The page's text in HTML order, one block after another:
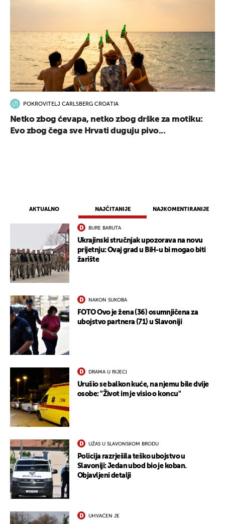
AKTUALNO NAJČITANIJE NAJKOMENTIRANIJE
BURE BARUTA
Ukrajinski stručnjak upozorava na novu
prijetnju: Ovaj grad u BiH-u bi mogao biti
žarište
NAKON SUKOBA
FOTO Ovo je žena (36) osumnjičena za
ubojstvo partnera (71) u Slavoniji
DRAMA U RIJECI
Urušio se balkon kuće, na njemu bile dvije
osobe: "Život im je visio o koncu"
UŽAS U SLAVONSKOM BRODU
Policija razrješila teško ubojstvo u
Slavoniji: Jedan ubod bio je koban.
Objavljeni detalji
UHVAĆEN JE
POKROVITELJ CARLSBERG CROATIA
Netko zbog ćevapa, netko zbog drške za motiku:
Evo zbog čega sve Hrvati duguju pivo...